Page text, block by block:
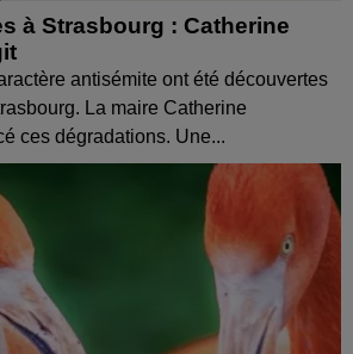
à Strasbourg : Catherine
antisémite ont été découvertes
La maire Catherine
ces dégradations. Une...